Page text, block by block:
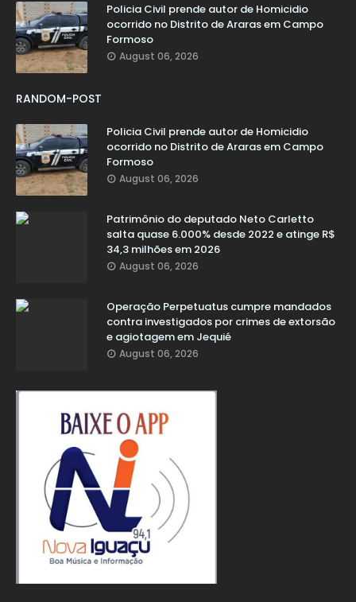
Policia Civil prende autor de Homicidio
ocorrido no Distrito de Araras em Campo
Formoso
August 06, 2026
RANDOM-POST
Policia Civil prende autor de Homicidio
ocorrido no Distrito de Araras em Campo
Formoso
August 06, 2026
Patrimônio do deputado Neto Carletto
salta quase 6.000% desde 2022 e atinge R$
34,3 milhões em 2026
August 06, 2026
Operação Perpetuatus cumpre mandados
contra investigados por crimes de extorsão
e agiotagem em Jequié
August 06, 2026